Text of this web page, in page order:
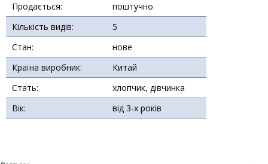
Продається:
поштучно
Кількість видів:
5
Стан:
нове
Країна виробник:
Китай
Стать:
хлопчик, дівчинка
Вік:
від 3-х років